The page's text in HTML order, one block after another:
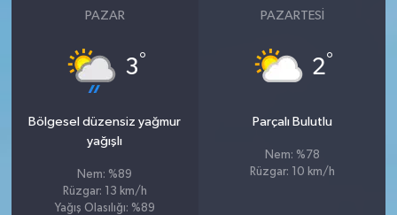
PAZAR
3°
Bölgesel düzensiz yağmur
yağışlı
Nem: %89
Rüzgar: 13 km/h
Yağış Olasılığı: %89
PAZARTESI
2°
Parçalı Bulutlu
Nem: %78
Rüzgar: 10 km/h